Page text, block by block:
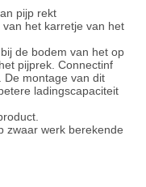
pijp rekt
het karretje van het
de bodem van het op
pijprek. Connectinf
De montage van dit
ladingscapaciteit
zwaar werk berekende